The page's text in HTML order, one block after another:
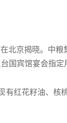
北京揭晓。中
国宾馆宴会指定
有红花籽油、核